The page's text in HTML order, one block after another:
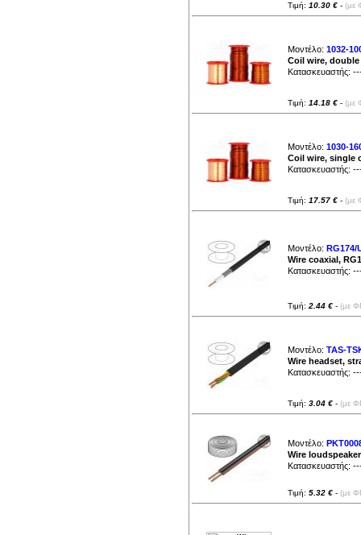
Τιμή: 10.30 € - (με
Μοντέλο: 1032-
Coil wire, double
Κατασκευαστής:
Τιμή: 14.18 € - (με
Μοντέλο: 1030-
Coil wire, single
Κατασκευαστής:
Τιμή: 17.57 € - (με
Μοντέλο: RG174/
Wire coaxial,
Κατασκευαστής:
Τιμή: 2.44 € - (με
Μοντέλο: TAS-
Wire headset,
Κατασκευαστής:
Τιμή: 3.04 € - (με
Μοντέλο:
Wire
Κατασκευαστής:
Τιμή: 5.32 € - (με